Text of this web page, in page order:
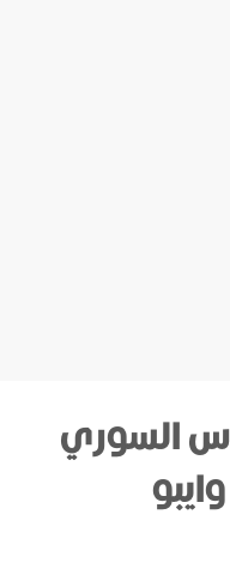
السوري